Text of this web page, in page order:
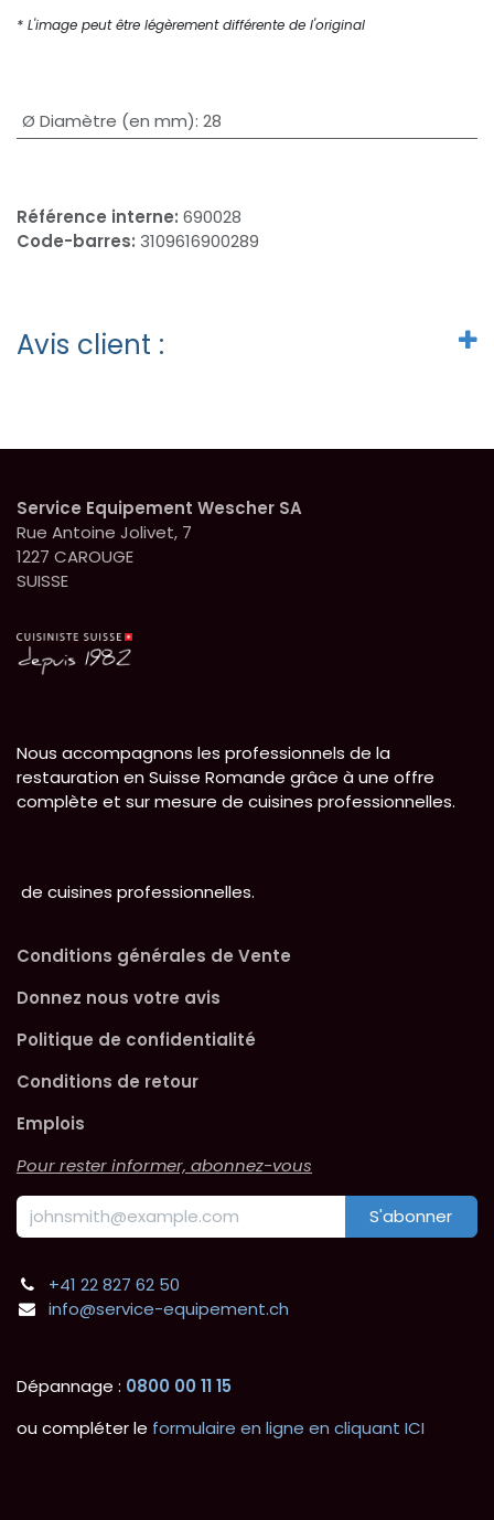
* L'image peut être légèrement différente de l'original
Ø Diamètre (en mm): 28
Référence interne: 690028
Code-barres: 3109616900289
Avis client :
Service Equipement Wescher SA
Rue Antoine Jolivet, 7
1227 CAROUGE
SUISSE
Nous accompagnons les professionnels de la
restauration en Suisse Romande grâce à une offre
complète et sur mesure de cuisines professionnelles.
de cuisines professionnelles.
Conditions générales de Vente
Donnez nous votre avis
Politique de confidentialité
Conditions de retour
Emplois
Pour rester informer, abonnez-vous
S'abonner
+41 22 827 62 50
info@service-equipement.ch
Dépannage : 0800 00 11 15
ou compléter le formulaire en ligne en cliquant ICI